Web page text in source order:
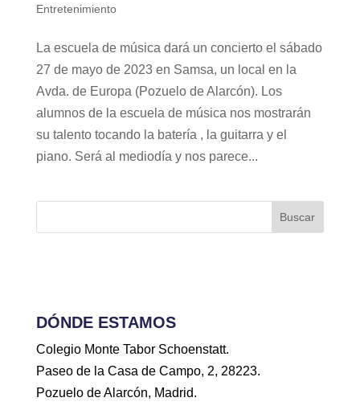
Entretenimiento
La escuela de música dará un concierto el sábado
27 de mayo de 2023 en Samsa, un local en la
Avda. de Europa (Pozuelo de Alarcón). Los
alumnos de la escuela de música nos mostrarán
su talento tocando la batería , la guitarra y el
piano. Será al mediodía y nos parece...
Buscar
DÓNDE ESTAMOS
Colegio Monte Tabor Schoenstatt.
Paseo de la Casa de Campo, 2, 28223.
Pozuelo de Alarcón, Madrid.